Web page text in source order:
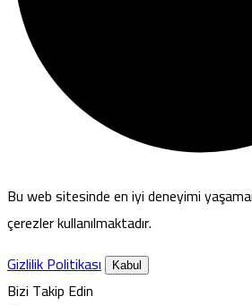
Bu web sitesinde en iyi deneyimi
çerezler kullanılmaktadır.
Gizlilik Politikası
Kabul
Bizi Takip Edin